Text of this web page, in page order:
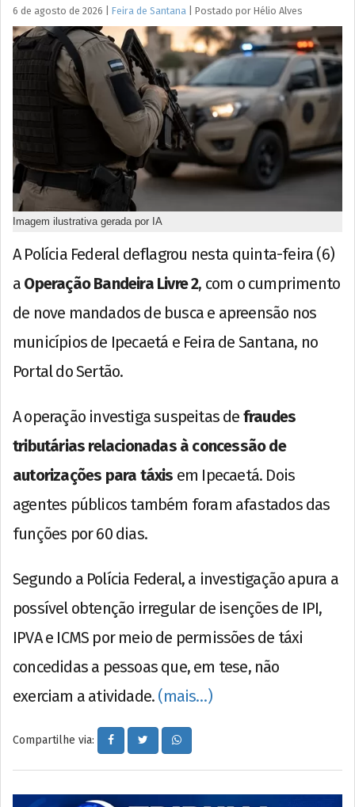
6 de agosto de 2026 Feira de Santana Postado por Hélio Alves
Imagem ilustrativa gerada por IA
A Polícia Federal deflagrou nesta quinta-feira (6)
a Operação Bandeira Livre 2, com o cumprimento
de nove mandados de busca e apreensão nos
municípios de Ipecaetá e Feira de Santana, no
Portal do Sertão.
A operação investiga suspeitas de fraudes
tributárias relacionadas à concessão de
autorizações para táxis em Ipecaetá. Dois
agentes públicos também foram afastados das
funções por 60 dias.
Segundo a Polícia Federal, a investigação apura a
possível obtenção irregular de isenções de IPI,
IPVA e ICMS por meio de permissões de táxi
concedidas a pessoas que, em tese, não
exerciam a atividade. (mais…)
Compartilhe via: